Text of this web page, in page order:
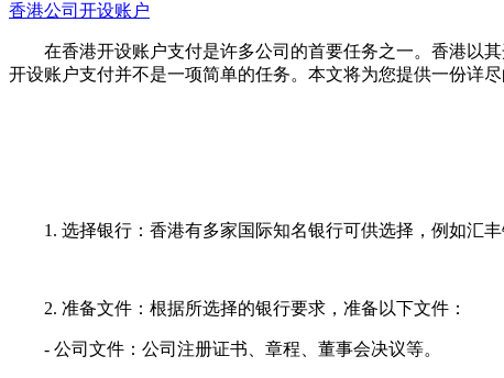
香港公司开设账户
在香港开设账户支付是许多公司的首要任务之一。香港以其
开设账户支付并不是一项简单的任务。本文将为您提供一份详
1. 选择银行：香港有多家国际知名银行可供选择，例如汇丰
2. 准备文件：根据所选择的银行要求，准备以下文件：
- 公司文件：公司注册证书、章程、董事会决议等。